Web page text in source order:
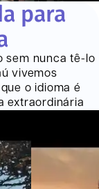
para
sem nunca tê-lo
vivemos
o idioma é
extraordinária